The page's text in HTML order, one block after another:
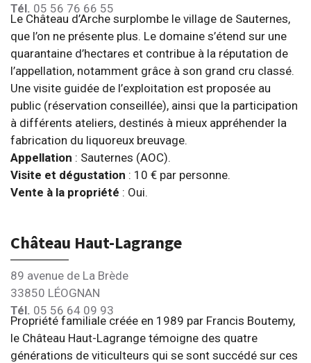
Tél. 05 56 76 66 55
Le Château d’Arche surplombe le village de Sauternes,
que l’on ne présente plus. Le domaine s’étend sur une
quarantaine d’hectares et contribue à la réputation de
l’appellation, notamment grâce à son grand cru classé.
Une visite guidée de l’exploitation est proposée au
public (réservation conseillée), ainsi que la participation
à différents ateliers, destinés à mieux appréhender la
fabrication du liquoreux breuvage.
Appellation : Sauternes (AOC).
Visite et dégustation : 10 € par personne.
Vente à la propriété : Oui.
Château Haut-Lagrange
89 avenue de La Brède
33850 LÉOGNAN
Tél. 05 56 64 09 93
Propriété familiale créée en 1989 par Francis Boutemy,
le Château Haut-Lagrange témoigne des quatre
générations de viticulteurs qui se sont succédé sur ces